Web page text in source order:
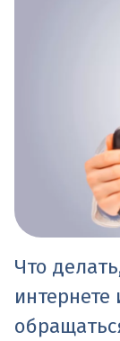
Что
интернете